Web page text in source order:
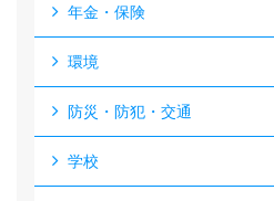
年金・保険
環境
防災・防犯・交通
学校